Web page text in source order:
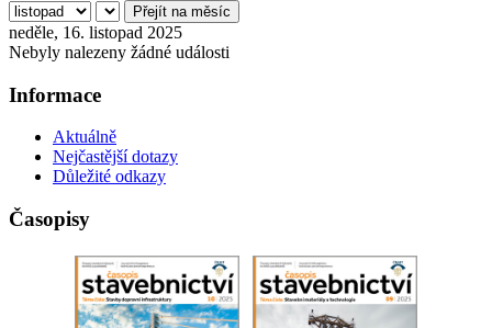
Přejít na měsíc
neděle, 16. listopad 2025
Nebyly nalezeny žádné události
Informace
Aktuálně
Nejčastější dotazy
Důležité odkazy
Časopisy